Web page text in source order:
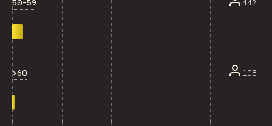
50-59 442
>60 108